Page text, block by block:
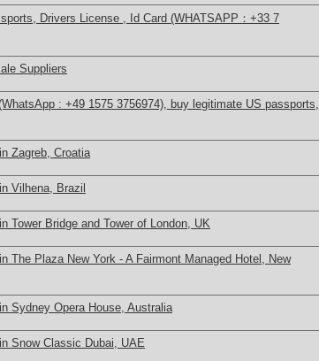
Drivers License , Id Card (WHATSAPP：+33 7
Suppliers
: +49 1575 3756974), buy legitimate US passports,
Zagreb, Croatia
Vilhena, Brazil
Tower Bridge and Tower of London, UK
The Plaza New York - A Fairmont Managed Hotel, New
Sydney Opera House, Australia
Snow Classic Dubai, UAE